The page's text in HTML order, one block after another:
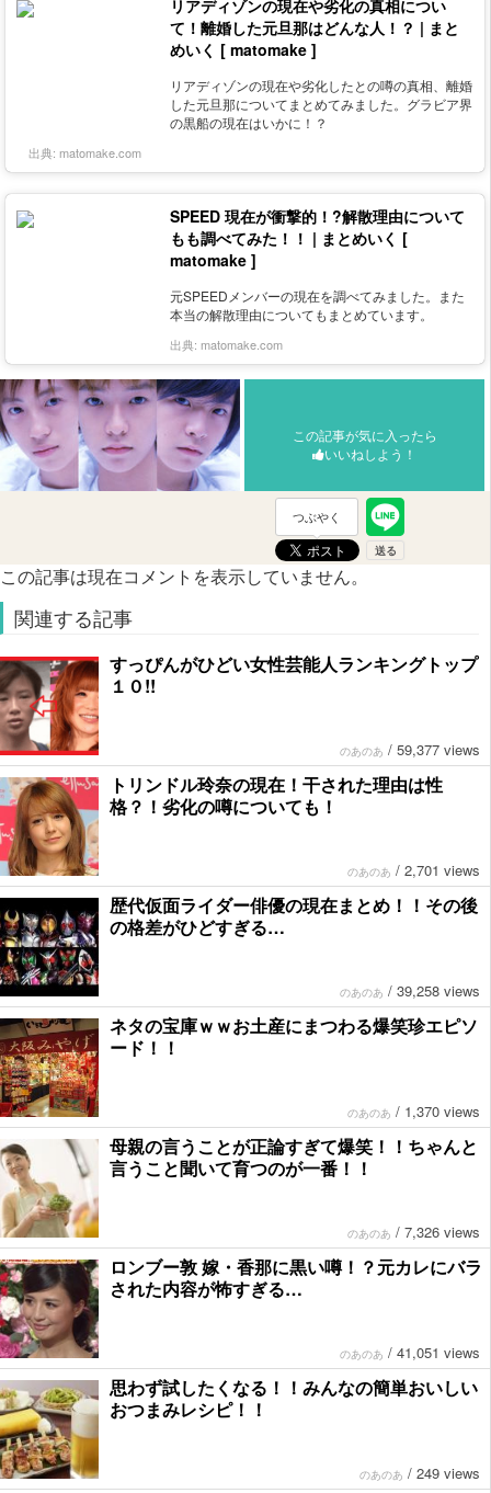
リアディゾンの現在や劣化の真相につい
て！離婚した元旦那はどんな人！？ | まと
めいく [ matomake ]
リアディゾンの現在や劣化したとの噂の真相、離婚
した元旦那についてまとめてみました。グラビア界
の黒船の現在はいかに！？
出典: matomake.com
SPEED 現在が衝撃的！?解散理由について
もも調べてみた！！ | まとめいく [
matomake ]
元SPEEDメンバーの現在を調べてみました。また
本当の解散理由についてもまとめています。
出典: matomake.com
この記事が気に入ったら
いいねしよう！
つぶやく
この記事は現在コメントを表示していません。
関連する記事
すっぴんがひどい女性芸能人ランキングトップ
１０!!
のあのあ / 59,377 views
トリンドル玲奈の現在！干された理由は性
格？！劣化の噂についても！
のあのあ / 2,701 views
歴代仮面ライダー俳優の現在まとめ！！その後
の格差がひどすぎる…
のあのあ / 39,258 views
ネタの宝庫ｗｗお土産にまつわる爆笑珍エピソ
ード！！
のあのあ / 1,370 views
母親の言うことが正論すぎて爆笑！！ちゃんと
言うこと聞いて育つのが一番！！
のあのあ / 7,326 views
ロンブー敦 嫁・香那に黒い噂！？元カレにバラ
された内容が怖すぎる…
のあのあ / 41,051 views
思わず試したくなる！！みんなの簡単おいしい
おつまみレシピ！！
のあのあ / 249 views